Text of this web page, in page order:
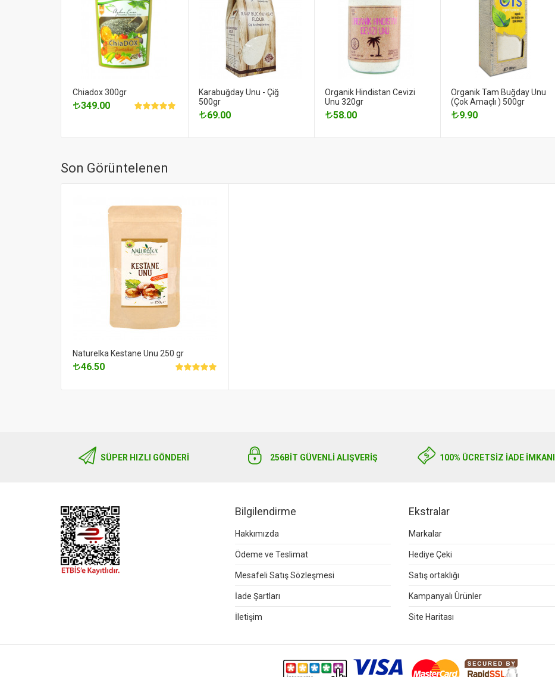
Chiadox 300gr
349.00
Karabuğday Unu - Çiğ
500gr
69.00
Organik Hindistan Cevizi
Unu 320gr
58.00
Organik Tam Buğday Unu
(Çok Amaçlı ) 500gr
9.90
Son Görüntelenen
Naturelka Kestane Unu 250 gr
46.50
SÜPER HIZLI GÖNDERI 256BIT GÜVENLİ ALIŞVERİŞ 100% ÜCRETSİZ İADE İMKANI
Bilgilendirme
Hakkımızda
Ödeme ve Teslimat
Mesafeli Satış Sözleşmesi
İade Şartları
İletişim
Ekstralar
Markalar
Hediye Çeki
Satış ortaklığı
Kampanyalı Ürünler
Site Haritası